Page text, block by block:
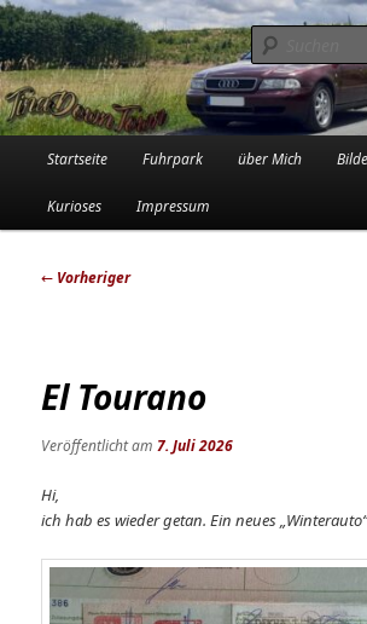
Zum
primären
Inhalt
springenTinadowntown
Die Audi-Schrauberin und ihre Erlebnisse in der
Startseite Fuhrpark über Mich
Kurioses Impressum
Beitragsnavigation
← Vorheriger
El Tourano
Veröffentlicht am7. Juli 2026
Hi,
ich hab es wieder getan. Ein neues